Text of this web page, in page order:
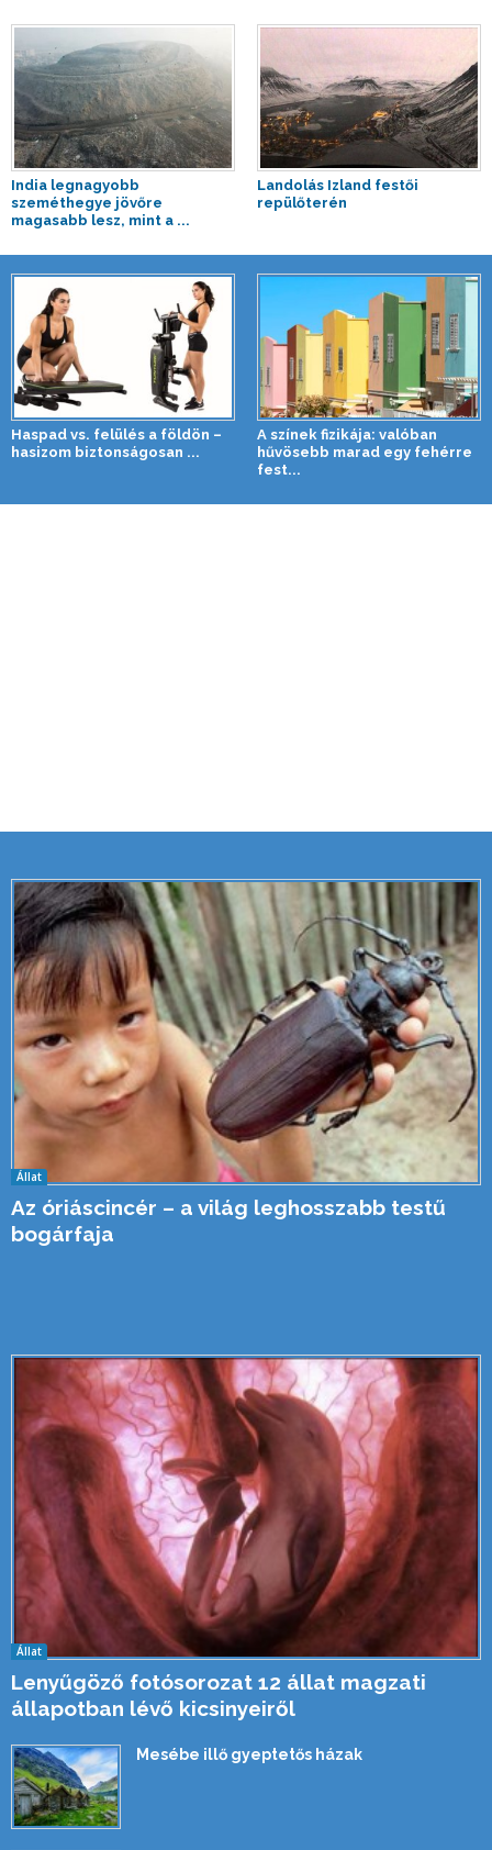
India legnagyobb
szeméthegye jövőre
magasabb lesz, mint a ...
Landolás Izland festői
repülőterén
Haspad vs. felülés a földön –
hasizom biztonságosan ...
A színek fizikája: valóban
hűvösebb marad egy fehérre
fest...
Állat
Az óriáscincér – a világ leghosszabb testű
bogárfaja
Állat
Lenyűgöző fotósorozat 12 állat magzati
állapotban lévő kicsinyeiről
Mesébe illő gyeptetős házak